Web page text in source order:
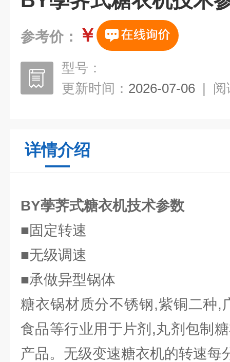
参考价： ￥
型号：
更新时间： 2026-07-06 | 阅
详情介绍
BY荸荠式糖衣机技术参数
■固定转速
■无级调速
■承做异型锅体
糖衣锅材质分不锈钢,紫铜二种,
食品等行业用于片剂,丸剂包制
产品。无级变速糖衣机的转速每